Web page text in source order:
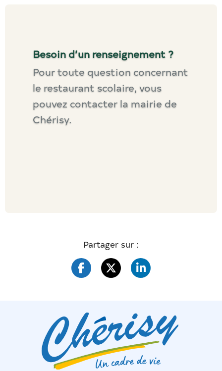
Besoin d’un renseignement ?
Pour toute question concernant
le restaurant scolaire, vous
pouvez contacter la mairie de
Chérisy.
Partager sur :